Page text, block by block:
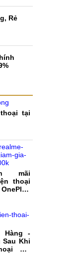
Rẻ
tại
mãi
thoại
200K
Hàng -
Khi
Tại